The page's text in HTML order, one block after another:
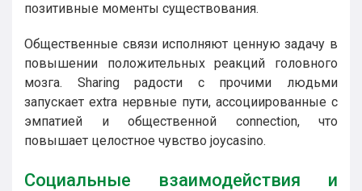
позитивные моменты существования.
Общественные связи исполняют ценную задачу в
повышении положительных реакций головного
мозга. Sharing радости с прочими людьми
запускает extra нервные пути, ассоциированные с
эмпатией и общественной connection, что
повышает целостное чувство joycasino.
Социальные взаимодействия и